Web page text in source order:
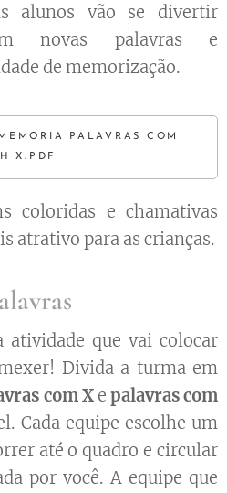
alunos vão se divertir
novas palavras e
de memorização.
PALAVRAS COM
X.PDF
coloridas e chamativas
atrativo para as crianças.
atividade que vai colocar
Divida a turma em
com Xe palavras com
Cada equipe escolhe um
até o quadro e circular
por você. A equipe que